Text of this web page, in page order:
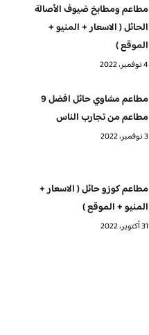
مطاعم ومطابخ ضيوف الأصالة
الحائل ( الاسعار + المنيو +
الموقع )
4 نوفمبر، 2022
مطاعم مشاوي حائل افضل 9
مطاعم من تجارب الناس
3 نوفمبر، 2022
مطاعم كوزو حائل ( الاسعار +
المنيو + الموقع )
31 أكتوبر، 2022